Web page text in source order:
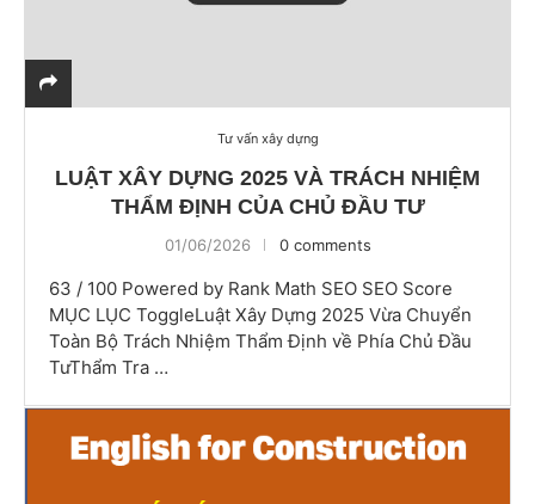
Tư vấn xây dựng
LUẬT XÂY DỰNG 2025 VÀ TRÁCH NHIỆM
THẨM ĐỊNH CỦA CHỦ ĐẦU TƯ
01/06/2026 0 comments
63 / 100 Powered by Rank Math SEO SEO Score
MỤC LỤC ToggleLuật Xây Dựng 2025 Vừa Chuyển
Toàn Bộ Trách Nhiệm Thẩm Định về Phía Chủ Đầu
TưThẩm Tra …